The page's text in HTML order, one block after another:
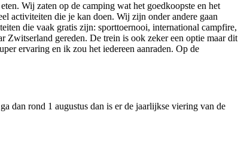
Wij zaten op de camping wat het goedkoopste en het
activiteiten die je kan doen. Wij zijn onder andere gaan
die vaak gratis zijn: sporttoernooi, international campfire,
Zwitserland gereden. De trein is ook zeker een optie maar dit
ervaring en ik zou het iedereen aanraden. Op de
dan rond 1 augustus dan is er de jaarlijkse viering van de